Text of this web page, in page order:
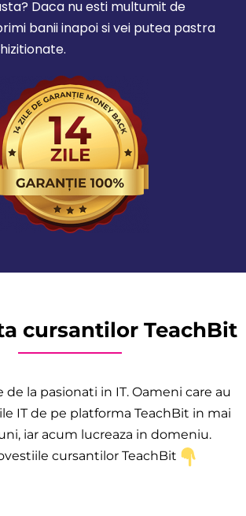
Daca nu esti multumit de
banii inapoi si vei putea pastra
cursantilor TeachBit
de la pasionati in IT. Oameni care au
IT de pe platforma TeachBit in mai
iar acum lucreaza in domeniu.
cursantilor TeachBit